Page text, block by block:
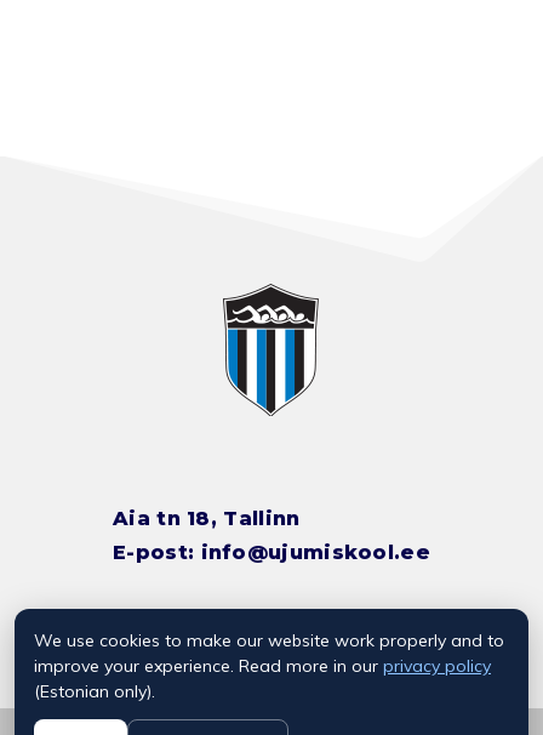
Aia tn 18, Tallinn
E-post: info@ujumiskool.ee
TREENERITE KONTAKTID
We use cookies to make our website work properly and to
improve your experience. Read more in our privacy policy
(Estonian only).